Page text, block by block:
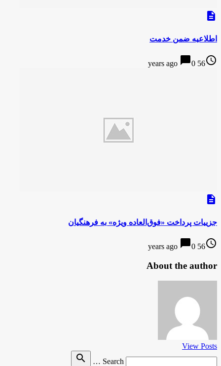
description
اطلاعیه ضمن خدمت
access_time
56 years ago
chat_bubble0
description
جزییات پرداخت «فوق‌العاده ویژه» به فرهنگیان
access_time
56 years ago
chat_bubble0
About the author
View Posts
Search …
search